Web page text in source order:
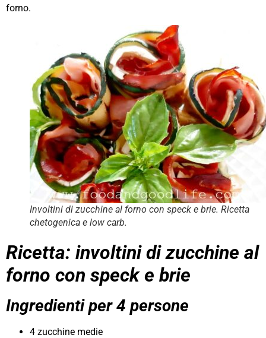
forno.
Involtini di zucchine al forno con speck e brie. Ricetta
chetogenica e low carb.
Ricetta: involtini di zucchine al
forno con speck e brie
Ingredienti per 4 persone
4 zucchine medie